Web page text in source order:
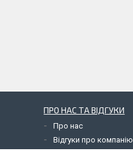
ПРО НАС ТА ВІДГУКИ
Про нас
Відгуки про компанію